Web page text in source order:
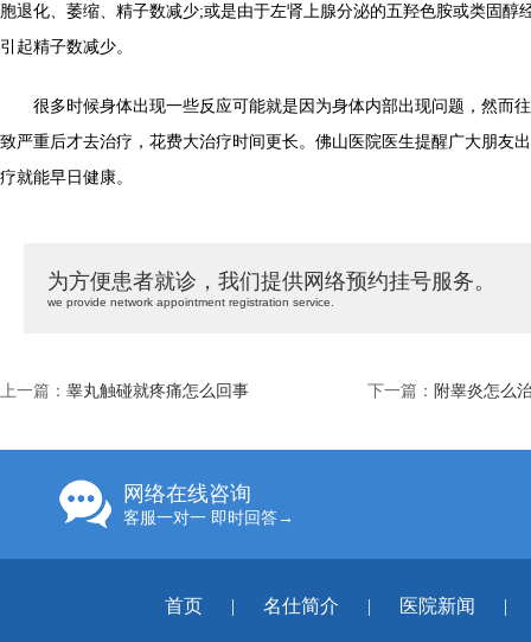
胞退化、萎缩、精子数减少;或是由于左肾上腺分泌的五羟色胺或类固醇
引起精子数减少。
很多时候身体出现一些反应可能就是因为身体内部出现问题，然而
致严重后才去治疗，花费大治疗时间更长。佛山医院医生提醒广大朋友
疗就能早日健康。
为方便患者就诊，我们提供网络预约挂号服务。
we provide network appointment registration service.
上一篇： 睾丸触碰就疼痛怎么回事 下一篇： 附睾炎怎么
网络在线咨询
客服一对一 即时回答→
首页 | 名仕简介 | 医院新闻 |